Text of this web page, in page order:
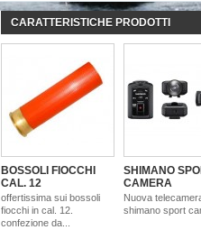
CARATTERISTICHE PRODOTTI
BOSSOLI FIOCCHI
CAL. 12
offertissima sui bossoli
fiocchi in cal. 12.
confezione da...
SHIMANO
CAMERA
Nuova
shimano sport